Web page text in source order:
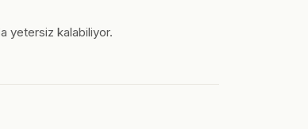
yetersiz kalabiliyor.